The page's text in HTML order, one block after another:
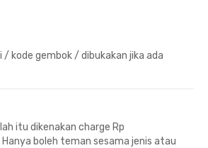
/ kode gembok / dibukakan jika ada
itu dikenakan charge Rp
boleh teman sesama jenis atau